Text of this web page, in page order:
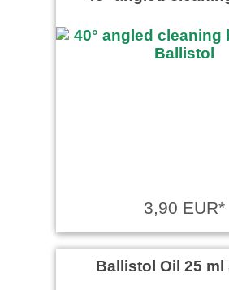
3,90 EUR*
Ballistol Oil 25 ml